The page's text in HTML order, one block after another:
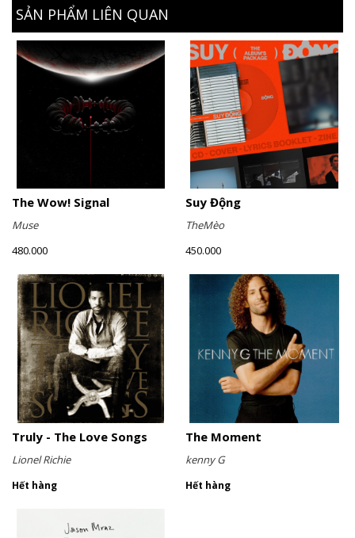
SẢN PHẨM LIÊN QUAN
The Wow! Signal
Muse
480.000
Suy Động
TheMèo
450.000
Truly - The Love Songs
Lionel Richie
Hết hàng
The Moment
kenny G
Hết hàng